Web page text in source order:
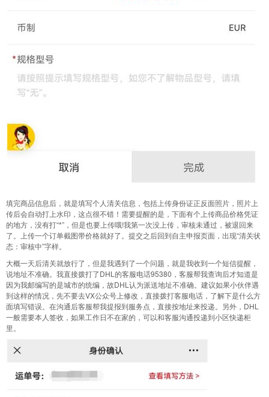
填完商品信息后，就是填写个人清关信息，包括上传身份证正反面照片，照片上
传后会自动打上水印，这点很不错！需要提醒的是，下面有个上传商品价格凭证
的地方，没有打“*”，但是也要上传哦!我第一次没上传，审核未通过，被退回来
了。上传一个订单截图带价格就好了。提交之后回到自主申报页面，出现“清关状
态：审核中”字样。
大概一天后清关就放行了，但是我遇到了一个问题，就是我收到一个短信提醒，
说地址不准确。我直接拨打了DHL的客服电话95380，客服帮我查询后才知道是
因为我邮编写的是城市的统编，故DHL认为派送地址不准确。建议如果小伙伴遇
到这样的情况，先不要去VX公众号上修改，直接拨打客服电话，了解下是什么方
面填写错误。在沟通后客服帮我提报到服务点，直接按地址来投递。另外，DHL
一般需要本人签收，如果工作日不在家的，可以和客服沟通投递到小区快递柜
里。